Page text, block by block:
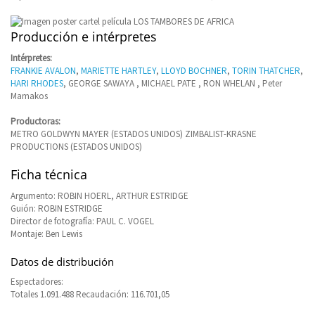
Producción e intérpretes
Intérpretes:
FRANKIE AVALON, MARIETTE HARTLEY, LLOYD BOCHNER, TORIN THATCHER,
HARI RHODES, GEORGE SAWAYA , MICHAEL PATE , RON WHELAN , Peter
Mamakos
Productoras:
METRO GOLDWYN MAYER (ESTADOS UNIDOS) ZIMBALIST-KRASNE
PRODUCTIONS (ESTADOS UNIDOS)
Ficha técnica
Argumento: ROBIN HOERL, ARTHUR ESTRIDGE
Guión: ROBIN ESTRIDGE
Director de fotografía: PAUL C. VOGEL
Montaje: Ben Lewis
Datos de distribución
Espectadores:
Totales 1.091.488 Recaudación: 116.701,05